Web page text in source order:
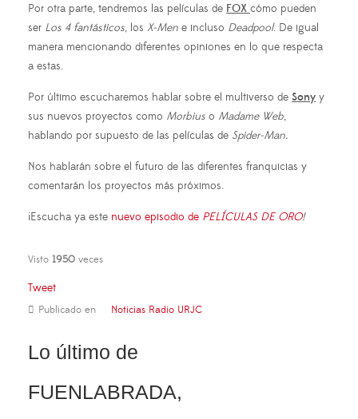
Por otra parte, tendremos las películas de FOX cómo pueden
ser Los 4 fantásticos, los X-Men e incluso Deadpool. De igual
manera mencionando diferentes opiniones en lo que respecta
a estas.
Por último escucharemos hablar sobre el multiverso de Sony y
sus nuevos proyectos como Morbius o Madame Web,
hablando por supuesto de las películas de Spider-Man.
Nos hablarán sobre el futuro de las diferentes franquicias y
comentarán los proyectos más próximos.
¡Escucha ya este nuevo episodio de PELÍCULAS DE ORO!
Visto 1950 veces
Tweet
Publicado en Noticias Radio URJC
Lo último de
FUENLABRADA,